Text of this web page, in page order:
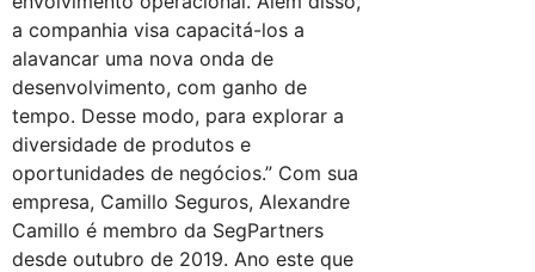
a companhia visa capacitá-los a
alavancar uma nova onda de
desenvolvimento, com ganho de
tempo. Desse modo, para explorar a
diversidade de produtos e
oportunidades de negócios.” Com sua
empresa, Camillo Seguros, Alexandre
Camillo é membro da SegPartners
desde outubro de 2019. Ano este que